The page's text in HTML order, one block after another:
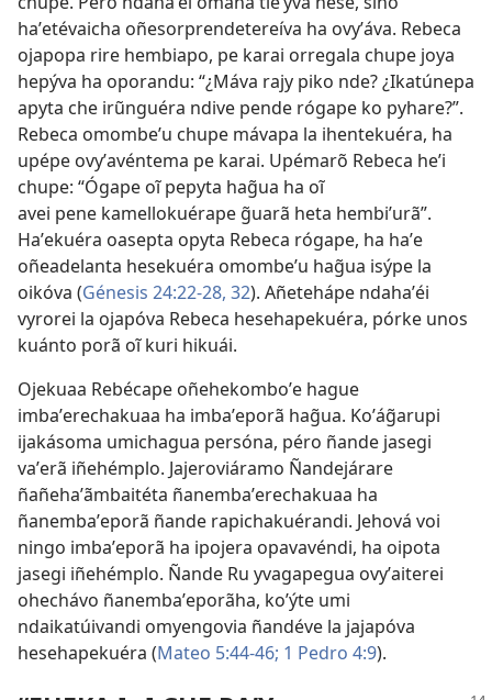
haʼetévaicha oñesorprendetereíva ha ovyʼáva. Rebeca
ojapopa rire hembiapo, pe karai orregala chupe joya
hepýva ha oporandu: “¿Máva rajy piko nde? ¿Ikatúnepa
apyta che irũnguéra ndive pende rógape ko pyhare?”.
Rebeca omombeʼu chupe mávapa la ihentekuéra, ha
upépe ovyʼavéntema pe karai. Upémarõ Rebeca heʼi
chupe: “Ógape oĩ pepyta hag̃ua ha oĩ
avei pene kamellokuérape g̃uarã heta hembiʼurã”.
Haʼekuéra oasepta opyta Rebeca rógape, ha haʼe
oñeadelanta hesekuéra omombeʼu hag̃ua isýpe la
oikóva (Génesis 24:22-28, 32). Añetehápe ndahaʼéi
vyrorei la ojapóva Rebeca hesehapekuéra, pórke unos
kuánto porã oĩ kuri hikuái.
Ojekuaa Rebécape oñehekomboʼe hague
imbaʼerechakuaa ha imbaʼeporã hag̃ua. Koʼág̃arupi
ijakásoma umichagua persóna, péro ñande jasegi
vaʼerã iñehémplo. Jajeroviáramo Ñandejárare
ñañehaʼãmbaitéta ñanembaʼerechakuaa ha
ñanembaʼeporã ñande rapichakuérandi. Jehová voi
ningo imbaʼeporã ha ipojera opavavéndi, ha oipota
jasegi iñehémplo. Ñande Ru yvagapegua ovyʼaiterei
ohechávo ñanembaʼeporãha, koʼýte umi
ndaikatúivandi omyengovia ñandéve la jajapóva
hesehapekuéra (Mateo 5:44-46; 1 Pedro 4:9).